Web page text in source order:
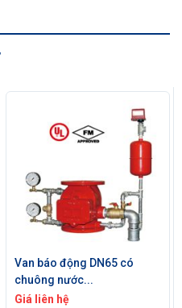
Van báo động DN65 có
chuông nước...
Giá liên hệ